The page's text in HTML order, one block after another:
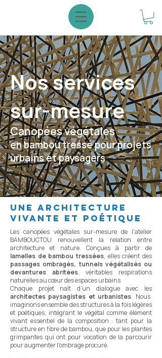
Nos services
sur-mesure
​Canopées végétales
en bambou tressé pour projets
urbains et paysagers
une architecture
vivante et poétique
Les canopées végétales sur-mesure de l'atelier
BAMBOUCTOU renouvellent la relation entre
architecture et nature. Conçues à partir de
lamelles de bambou tressées, elles créent des
passages ombragés, tunnels végétalisés ou
devantures abritées, véritables respirations
naturelles au cœur des espaces urbains.
Chaque projet naît d’un dialogue avec les
architectes paysagistes et urbanistes. Nous
imaginons ensemble des structures à la fois légères
et poétiques, intégrant le végétal comme élément
vivant essentiel de la composition : tant pour la
structure en fibre de bambou, que pour les plantes
grimpantes qui ont pour vocation de la parcourir
pour augmenter l'ombrage procuré.